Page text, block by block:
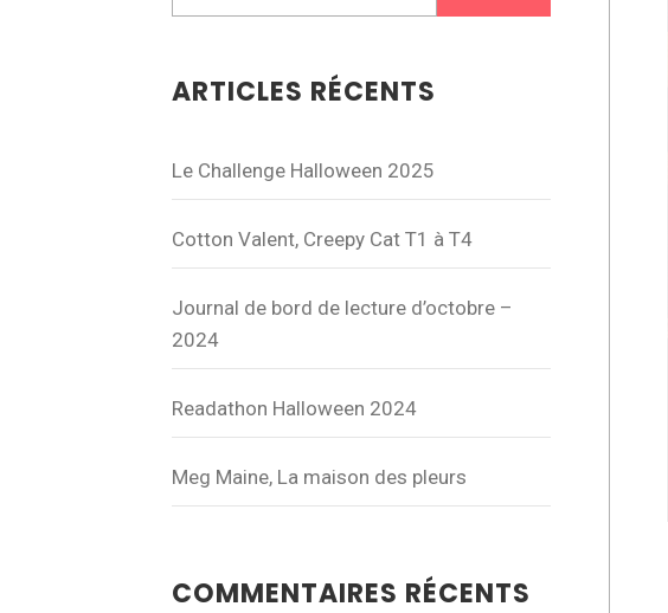
ARTICLES RÉCENTS
Le Challenge Halloween 2025
Cotton Valent, Creepy Cat T1 à T4
Journal de bord de lecture d’octobre –
2024
Readathon Halloween 2024
Meg Maine, La maison des pleurs
COMMENTAIRES RÉCENTS